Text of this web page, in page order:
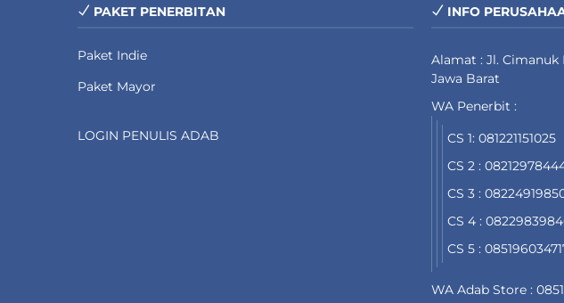
PAKET PENERBITAN
Paket Indie
Paket Mayor
LOGIN PENULIS ADAB
INFO
Alamat : Jl. Cimanuk
Jawa Barat
WA Penerbit :
CS 1: 081221151025
CS 2 :
CS 3 :
CS 4 :
CS 5 :
WA Adab Store :